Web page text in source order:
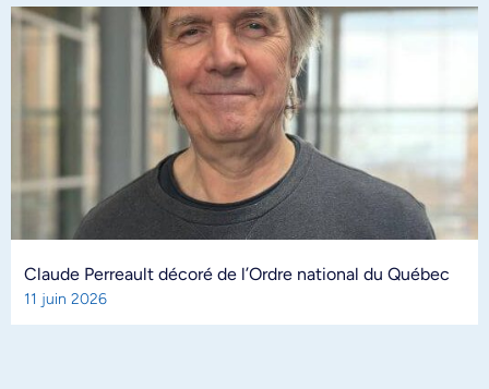
Claude Perreault décoré de l’Ordre national du Québec
11 juin 2026